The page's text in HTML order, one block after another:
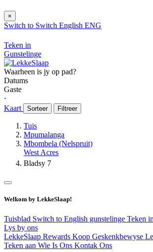
×
Switch to Switch English ENG
Teken in
Gunstelinge
Waarheen is jy op pad?
Datums
Gaste
⋅
Kaart
Sorteer Filtreer
Tuis
Mpumalanga
Mbombela (Nelspruit)
West Acres
Bladsy 7
Welkom by LekkeSlaap!
Tuisblad Switch to English gunstelinge Teken in
Lys by ons
LekkeSlaap Rewards Koop Geskenkbewyse
Teken aan Wie Is Ons Kontak Ons